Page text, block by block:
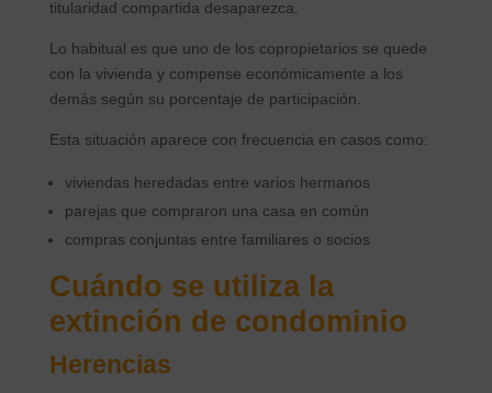
titularidad compartida desaparezca.
Lo habitual es que uno de los copropietarios se quede
con la vivienda y compense económicamente a los
demás según su porcentaje de participación.
Esta situación aparece con frecuencia en casos como:
viviendas heredadas entre varios hermanos
parejas que compraron una casa en común
compras conjuntas entre familiares o socios
Cuándo se utiliza la
extinción de condominio
Herencias